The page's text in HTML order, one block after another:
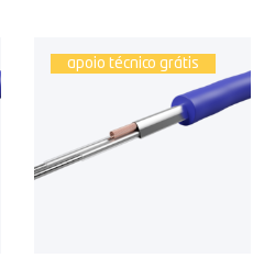
apoio técnico grátis